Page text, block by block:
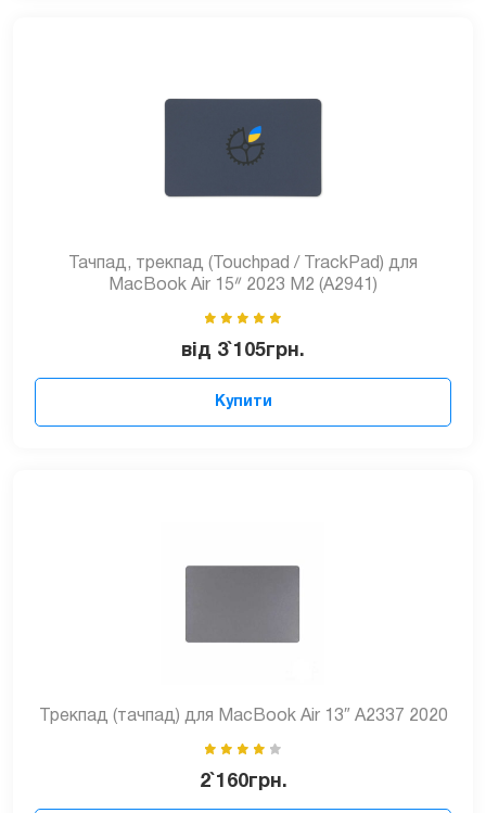
Тачпад, трекпад (Touchpad / TrackPad) для
MacBook Air 15ᐥ 2023 M2 (A2941)
від 3`105грн.
Купити
Трекпад (тачпад) для MacBook Air 13″ A2337 2020
2`160грн.